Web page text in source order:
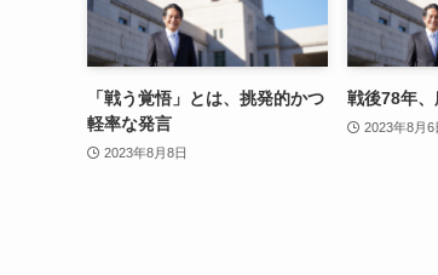
「戦う覚悟」とは、挑発的かつ
軽率な発言
2023年8月8日
戦後78年、
2023年8月6